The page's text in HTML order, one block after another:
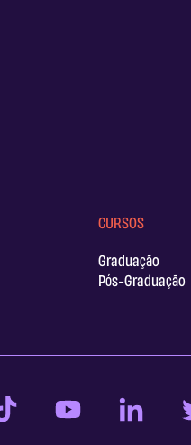
CURSOS
Graduação
Pós-Graduação